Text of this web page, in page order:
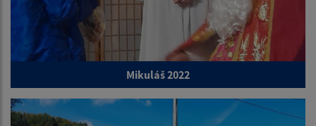
Mikuláš 2022